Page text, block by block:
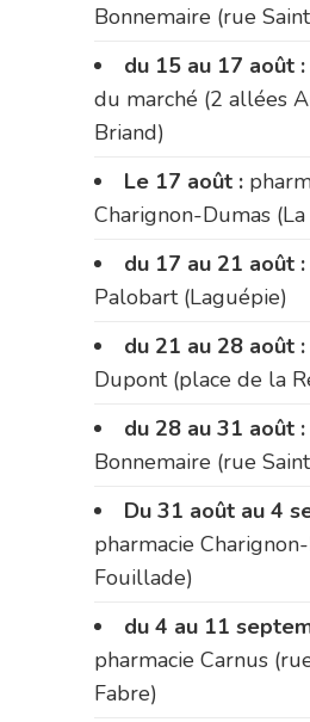
Bonnemaire (rue
du 15 au 17 août :
du marché (2 allées
Briand)
Le 17 août :
Charignon-Dumas
du 17 au 21 août :
Palobart (Laguépie)
du 21 au 28 août :
Dupont (place de la
du 28 au 31 août :
Bonnemaire (rue
Du 31 août au 4
pharmacie
Fouillade)
du 4 au 11
pharmacie Carnus
Fabre)